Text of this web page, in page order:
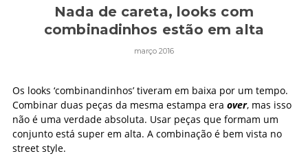
Nada de careta, looks com
combinadinhos estão em alta
março 2016
Os looks ‘combinandinhos’ tiveram em baixa por um tempo.
Combinar duas peças da mesma estampa era over, mas isso
não é uma verdade absoluta. Usar peças que formam um
conjunto está super em alta. A combinação é bem vista no
street style.